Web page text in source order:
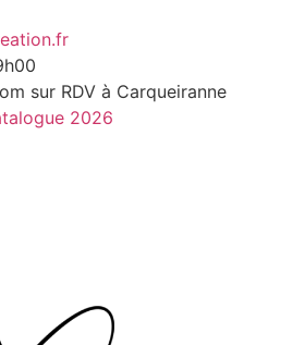
sur RDV à Carqueiranne
2026